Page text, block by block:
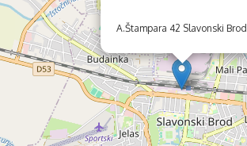
A.Štampara 42 Slavonski Brod